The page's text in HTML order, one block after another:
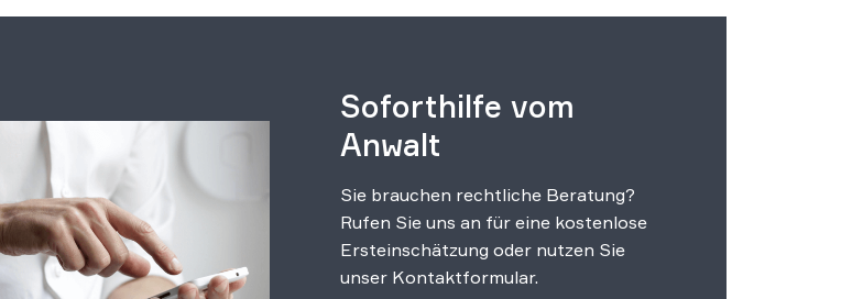
Soforthilfe vom
Anwalt
Sie brauchen rechtliche Beratung?
Rufen Sie uns an für eine kostenlose
Ersteinschätzung oder nutzen Sie
unser Kontaktformular.